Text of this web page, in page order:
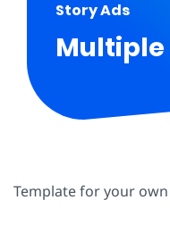
Story Ads
Template for your